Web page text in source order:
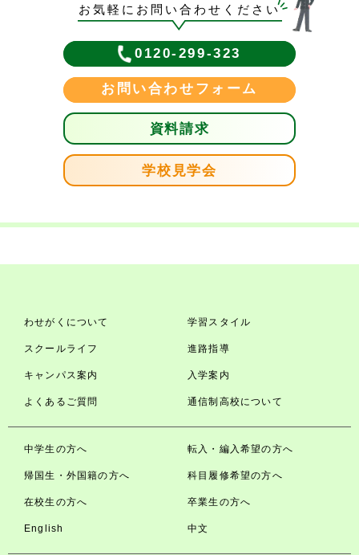
お気軽にお問い合わせください
0120-299-323
お問い合わせフォーム
資料請求
学校見学会
わせがくについて 学習スタイル
スクールライフ 進路指導
キャンパス案内 入学案内
よくあるご質問 通信制高校について
中学生の方へ 転入・編入希望の方へ
帰国生・外国籍の方へ 科目履修希望の方へ
在校生の方へ 卒業生の方へ
English 中文